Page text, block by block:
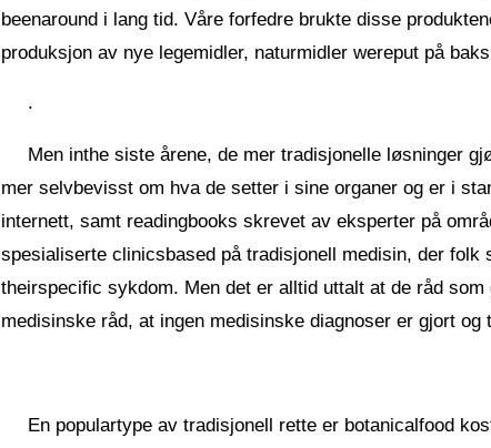
beenaround i lang tid. Våre forfedre brukte disse
produksjon av nye legemidler, naturmidler wereput på
.
Men inthe siste årene, de mer tradisjonelle løsninger
mer selvbevisst om hva de setter i sine organer og er i
internett, samt readingbooks skrevet av eksperter på
spesialiserte clinicsbased på tradisjonell medisin, der folk
theirspecific sykdom. Men det er alltid uttalt at de råd
medisinske råd, at ingen medisinske diagnoser er gjort
En populartype av tradisjonell rette er botanicalfood